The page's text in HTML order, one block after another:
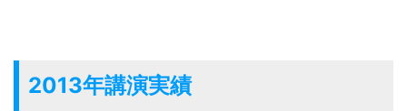
2013年講演実績